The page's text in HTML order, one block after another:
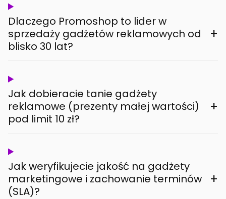
Dlaczego Promoshop to lider w
sprzedaży gadżetów reklamowych od
blisko 30 lat?
+
Jak dobieracie tanie gadżety
reklamowe (prezenty małej wartości)
pod limit 10 zł?
+
Jak weryfikujecie jakość na gadżety
marketingowe i zachowanie terminów
(SLA)?
+